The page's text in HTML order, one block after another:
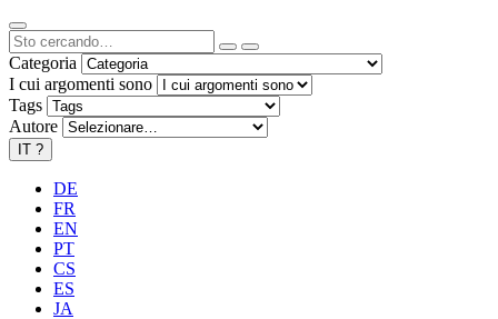
Categoria
I cui argomenti sono
Tags
Autore
IT ?
DE
FR
EN
PT
CS
ES
JA